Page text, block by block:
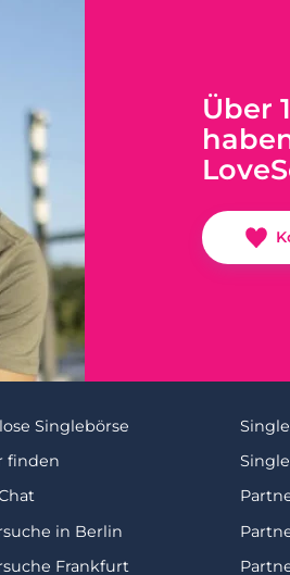
Über
Singlebörse
finden
in Berlin
Frankfurt